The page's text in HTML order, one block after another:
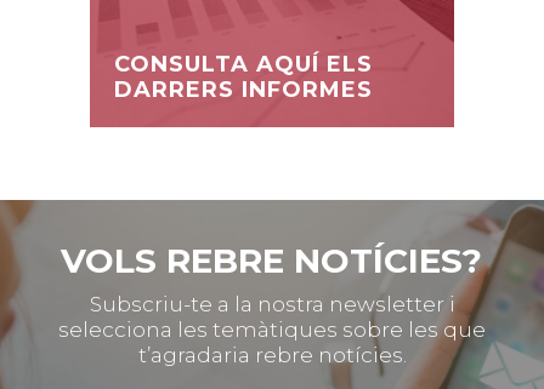
CONSULTA AQUÍ ELS
DARRERS INFORMES
VOLS REBRE NOTÍCIES?
Subscriu-te a la nostra newsletter i
selecciona les temàtiques sobre les que
t’agradaria rebre notícies.